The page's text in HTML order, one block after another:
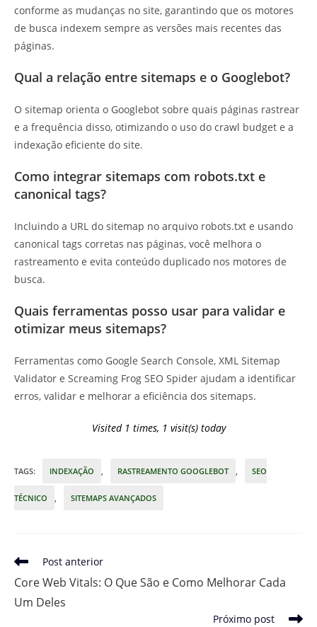
conforme as mudanças no site, garantindo que os motores
de busca indexem sempre as versões mais recentes das
páginas.
Qual a relação entre sitemaps e o Googlebot?
O sitemap orienta o Googlebot sobre quais páginas rastrear
e a frequência disso, otimizando o uso do crawl budget e a
indexação eficiente do site.
Como integrar sitemaps com robots.txt e
canonical tags?
Incluindo a URL do sitemap no arquivo robots.txt e usando
canonical tags corretas nas páginas, você melhora o
rastreamento e evita conteúdo duplicado nos motores de
busca.
Quais ferramentas posso usar para validar e
otimizar meus sitemaps?
Ferramentas como Google Search Console, XML Sitemap
Validator e Screaming Frog SEO Spider ajudam a identificar
erros, validar e melhorar a eficiência dos sitemaps.
Visited 1 times, 1 visit(s) today
TAGS: INDEXAÇÃO RASTREAMENTO GOOGLEBOT SEO
TÉCNICO SITEMAPS AVANÇADOS
Leia
artigos
Post anterior
Core Web Vitals: O Que São e Como Melhorar Cada
Um Deles
Próximo post